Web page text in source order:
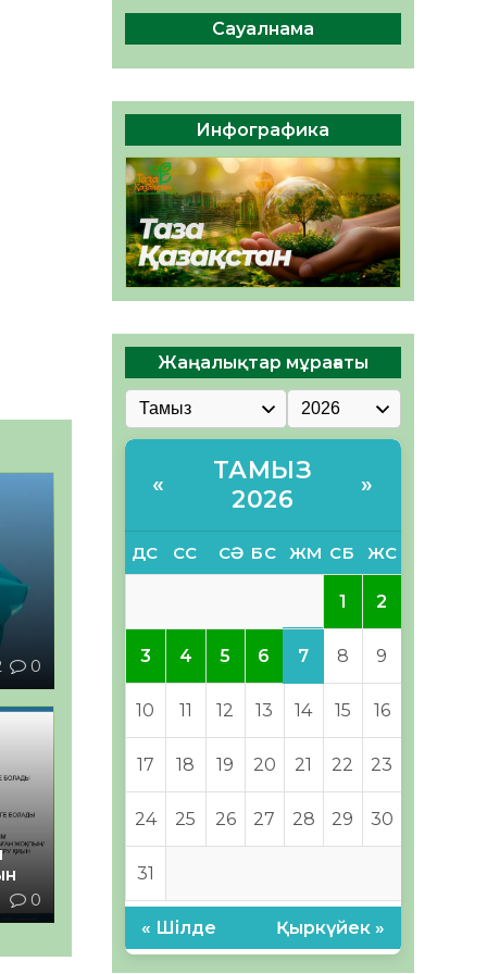
0
0
беруге дайын
ӘРБІР ДАУЫС – ҚОҒАМ
ДАМУЫНА ҚОСЫЛҒАН
ҮЛЕС
05.08.2026
36 0
Сауалнама
Инфографика
Жаңалықтар мұрағаты
«
ТАМЫЗ
2026
»
ДС СС СӘ БС ЖМ СБ ЖС
1 2
3 4 5 6 7 8 9
10 11 12 13 14 15 16
17 18 19 20 21 22 23
24 25 26 27 28 29 30
31
« Шілде Қыркүйек »